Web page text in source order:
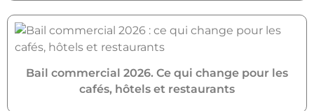
Bail commercial 2026. Ce qui change pour les
cafés, hôtels et restaurants